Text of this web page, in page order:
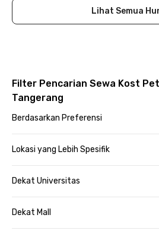
Lihat Semua
Filter Pencarian Sewa Kost
Tangerang
Berdasarkan Preferensi
Lokasi yang Lebih Spesifik
Dekat Universitas
Dekat Mall